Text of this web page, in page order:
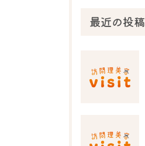
最近の投稿